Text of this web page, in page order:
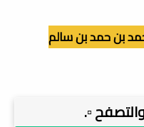
بن حمد بن سالم
▫️.